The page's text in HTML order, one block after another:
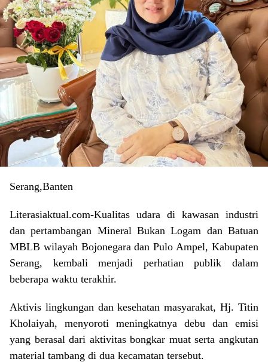
Serang,Banten
Literasiaktual.com-Kualitas udara di kawasan industri
dan pertambangan Mineral Bukan Logam dan Batuan
MBLB wilayah Bojonegara dan Pulo Ampel, Kabupaten
Serang, kembali menjadi perhatian publik dalam
beberapa waktu terakhir.
Aktivis lingkungan dan kesehatan masyarakat, Hj. Titin
Kholaiyah, menyoroti meningkatnya debu dan emisi
yang berasal dari aktivitas bongkar muat serta angkutan
material tambang di dua kecamatan tersebut.